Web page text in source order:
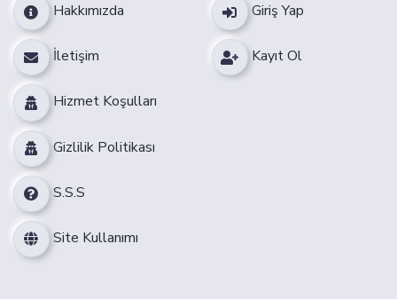
Hakkımızda
İletişim
Hizmet Koşulları
Gizlilik Politikası
S.S.S
Site Kullanımı
Giriş Yap
Kayıt Ol